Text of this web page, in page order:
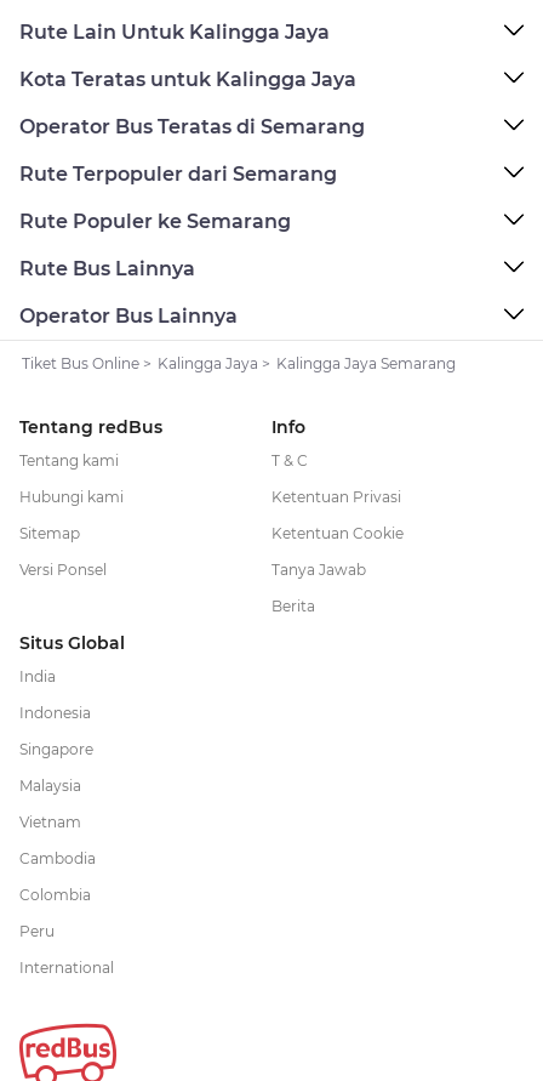
Rute Lain Untuk Kalingga Jaya
Kota Teratas untuk Kalingga Jaya
Operator Bus Teratas di Semarang
Rute Terpopuler dari Semarang
Rute Populer ke Semarang
Rute Bus Lainnya
Operator Bus Lainnya
Tiket Bus Online > Kalingga Jaya > Kalingga Jaya Semarang
Tentang redBus
Tentang kami
Hubungi kami
Sitemap
Versi Ponsel
Info
T & C
Ketentuan Privasi
Ketentuan Cookie
Tanya Jawab
Berita
Situs Global
India
Indonesia
Singapore
Malaysia
Vietnam
Cambodia
Colombia
Peru
International